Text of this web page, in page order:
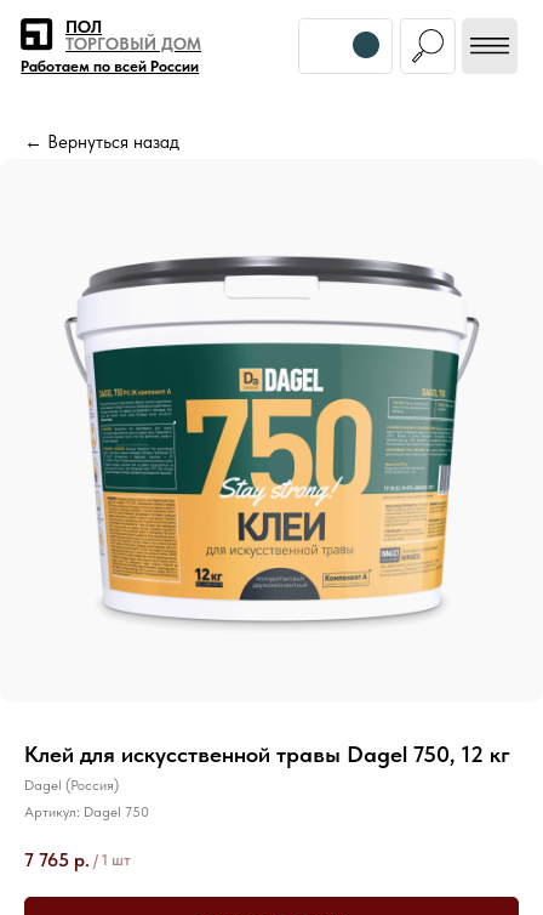
Работаем по всей России
ПОЛ
ТОРГОВЫЙ ДОМ
← Вернуться назад
Клей для искусственной травы Dagel 750, 12 кг
Dagel (Россия)
Артикул: Dagel 750
7 765 р. / 1 шт